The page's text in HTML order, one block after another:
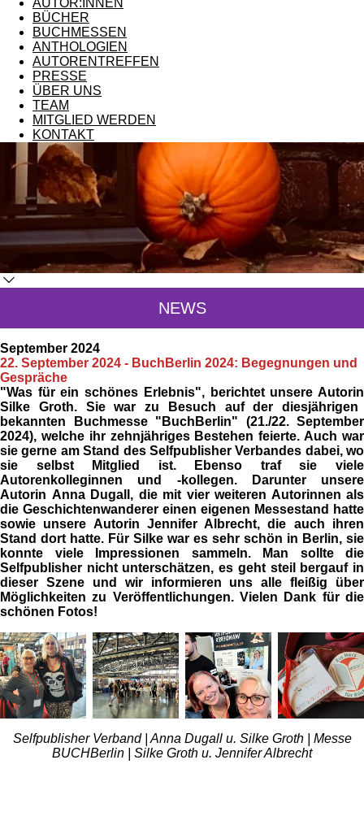
AUTOR:INNEN
BÜCHER
BUCHMESSEN
ANTHOLOGIEN
AUTORENTREFFEN
PRESSE
ÜBER UNS
TEAM
MITGLIED WERDEN
KONTAKT
NEWS
September 2024
22. September 2024 - BuchBerlin 2024: Begegnungen und
Gespräche
"Was für ein schönes Erlebnis", berichtet unsere Autorin
Silke Groth. Sie war zu Besuch auf der diesjährigen
bekannten Buchmesse"BuchBerlin" (21./22. September
2024), welche ihr zehnjähriges Bestehen feierte. Auch war
sie gerne am Stand des Selfpublisher Verbandes dabei, wo
sie selbst Mitglied ist. Ebenso traf sie viele
Autorenkolleginnen und -kollegen. Darunter unsere
Autorin Anna Dugall , die mit vier weiteren Autorinnen als
die Geschichtenwanderer einen eigenen Messestand hatte
sowie unsere Autorin Jennifer Albrecht, die auch ihren
Stand dort hatte. Für Silke war es sehr schön in Berlin, sie
konnte viele Impressionen sammeln. Man sollte die
Selfpublisher nicht unterschätzen, es geht steil bergauf in
dieser Szene und wir informieren uns alle fleißig über
Möglichkeiten zu Veröffentlichungen. Vielen Dank für die
schönen Fotos!
Selfpublisher Verband | Anna Dugall u. Silke Groth | Messe
BUCHBerlin | Silke Groth u. Jennifer Albrecht